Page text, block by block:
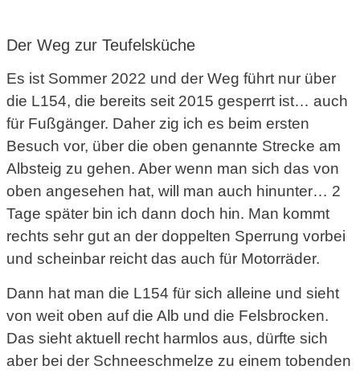
Der Weg zur Teufelsküche
Es ist Sommer 2022 und der Weg führt nur über
die L154, die bereits seit 2015 gesperrt ist… auch
für Fußgänger. Daher zig ich es beim ersten
Besuch vor, über die oben genannte Strecke am
Albsteig zu gehen. Aber wenn man sich das von
oben angesehen hat, will man auch hinunter… 2
Tage später bin ich dann doch hin. Man kommt
rechts sehr gut an der doppelten Sperrung vorbei
und scheinbar reicht das auch für Motorräder.
Dann hat man die L154 für sich alleine und sieht
von weit oben auf die Alb und die Felsbrocken.
Das sieht aktuell recht harmlos aus, dürfte sich
aber bei der Schneeschmelze zu einem tobenden